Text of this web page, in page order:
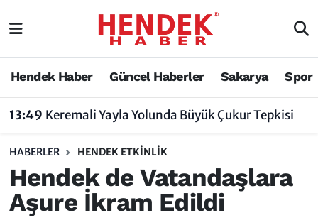
Hendek Haber Güncel Haberler Sakarya Spor
13:49 Keremali Yayla Yolunda Büyük Çukur Tepkisi
HABERLER HENDEK ETKINLIK
Hendek de Vatandaşlara
Aşure İkram Edildi
Hendek Haber
Nöbetçi Eczaneler
Hendek Haber
Hakkında
Sakarya Nöbetçi Eczaneler
Sakarya Trafik Yoğunluk Haritası
Tüm Manşetler